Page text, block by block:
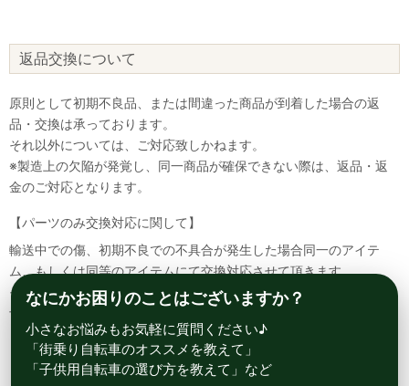
返品交換について
原則として初期不良品、または間違った商品が到着した場合の返
品・交換は承っております。
それ以外については、ご対応致しかねます。
※製造上の欠陥が発覚し、同一商品が確保できない際は、返品・返
金のご対応となります。
【パーツのみ交換対応に関して】
輸送中での傷、初期不良での不具合が発生した場合同一のアイテ
ム、もしくは同等のアイテムにて交換対応させて頂きます。
その場合該当部品を着払いにて返送して頂く必要が御座いますので
予めご了承ください。
なにかお困りのことはございますか？
小さなお悩みもお気軽に質問ください♪
「街乗り自転車のオススメを教えて」
「子供用自転車の選び方を教えて」など